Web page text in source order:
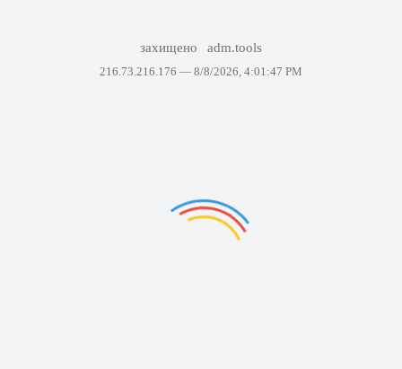
захищено adm.tools
216.73.216.176 — 8/8/2026, 4:01:47 PM